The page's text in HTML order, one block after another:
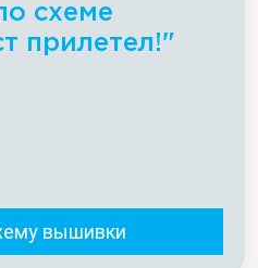
схеме
прилетел!"
вышивки